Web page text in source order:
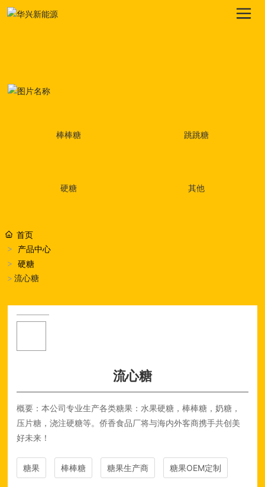
棒棒糖 跳跳糖
硬糖 其他
首页
产品中心
硬糖
流心糖
流心糖
概要：本公司专业生产各类糖果：水果硬糖，棒棒糖，奶糖，
压片糖，浇注硬糖等。侨香食品厂将与海内外客商携手共创美
好未来！
糖果 棒棒糖 糖果生产商 糖果OEM定制